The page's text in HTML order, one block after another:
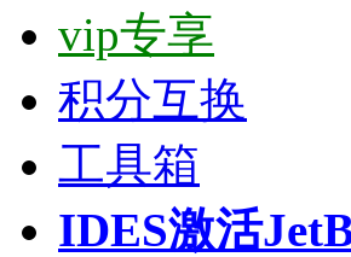
vip专享
积分互换
工具箱
IDES激活